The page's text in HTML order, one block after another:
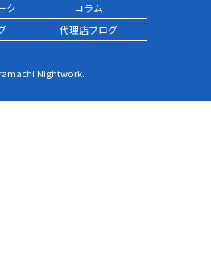
ク
コラム
代理店ブログ
Nightwork.